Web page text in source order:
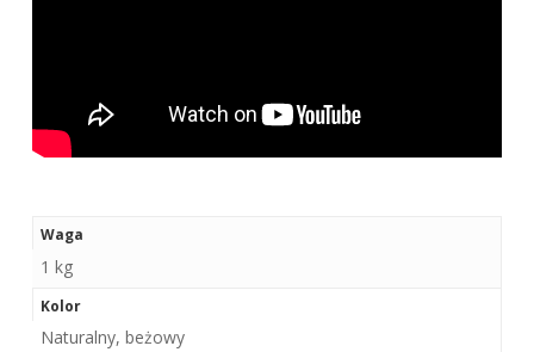
Waga
1 kg
Kolor
Naturalny, beżowy